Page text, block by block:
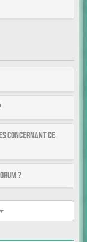
concernant ce
?